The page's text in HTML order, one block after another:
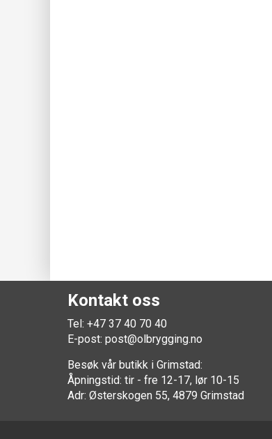
Kontakt oss
Tel: +47 37 40 70 40
E-post: post@olbrygging.no
Besøk vår butikk i Grimstad:
Åpningstid: tir - fre 12-17, lør 10-15
Adr: Østerskogen 55, 4879 Grimstad